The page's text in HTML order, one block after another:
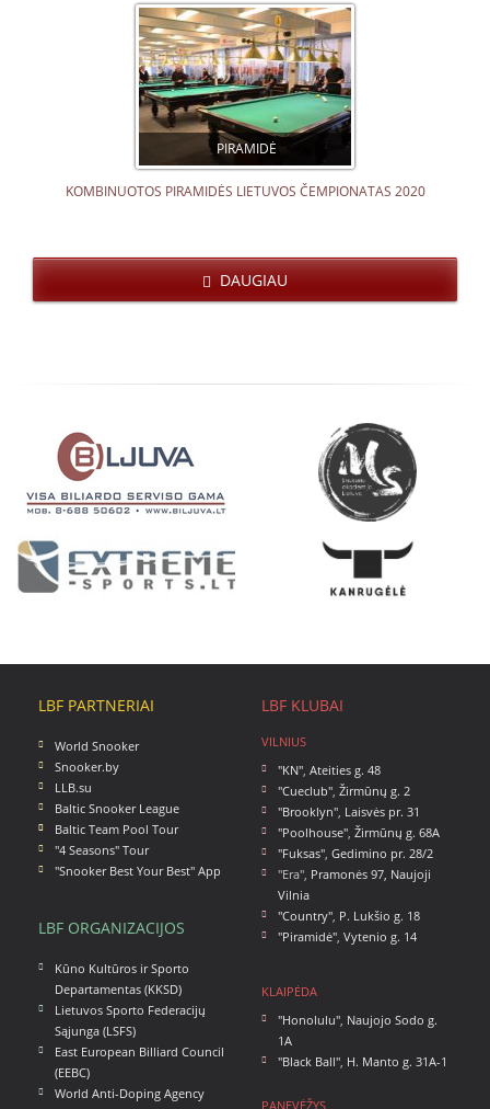
PIRAMIDĖ
KOMBINUOTOS PIRAMIDĖS LIETUVOS ČEMPIONATAS 2020
DAUGIAU
LBF PARTNERIAI
World Snooker
Snooker.by
LLB.su
Baltic Snooker League
Baltic Team Pool Tour
"4 Seasons" Tour
"Snooker Best Your Best" App
LBF ORGANIZACIJOS
Kūno Kultūros ir Sporto
Departamentas (KKSD)
Lietuvos Sporto Federacijų
Sąjunga (LSFS)
East European Billiard Council
(EEBC)
World Anti-Doping Agency
LBF KLUBAI
VILNIUS
"KN", Ateities g. 48
"Cueclub", Žirmūnų g. 2
"Brooklyn", Laisvės pr. 31
"Poolhouse", Žirmūnų g. 68A
"Fuksas", Gedimino pr. 28/2
"Era", Pramonės 97, Naujoji
Vilnia
"Country", P. Lukšio g. 18
"Piramidė", Vytenio g. 14
KLAIPĖDA
"Honolulu", Naujojo Sodo g.
1A
"Black Ball", H. Manto g. 31A-1
PANEVĖŽYS